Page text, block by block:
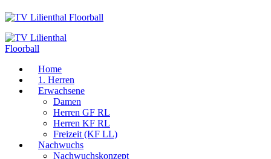
Home
1. Herren
Erwachsene
Damen
Herren GF RL
Herren KF RL
Freizeit (KF LL)
Nachwuchs
Nachwuchskonzept